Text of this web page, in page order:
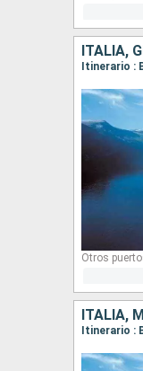
ITALIA,
Itinerario :
Otros
ITALIA,
Itinerario :